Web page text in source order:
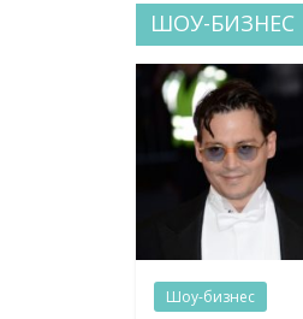
ШОУ-БИЗНЕС
Шоу-бизнес